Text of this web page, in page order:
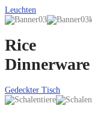
Leuchten
Rice
Dinnerware
Gedeckter Tisch